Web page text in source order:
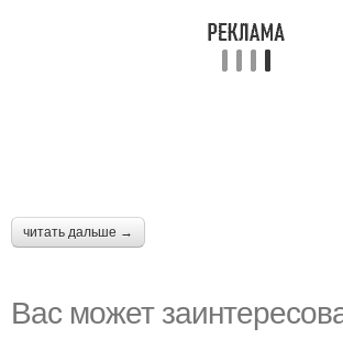
читать дальше →
Вас может